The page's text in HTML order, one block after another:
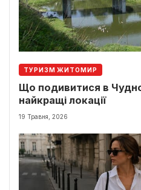
ТУРИЗМ ЖИТОМИР
Що подивитися в
найкращі локації
19 Травня, 2026